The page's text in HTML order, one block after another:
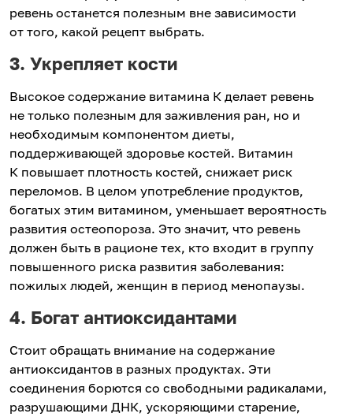
ревень останется полезным вне зависимости
от того, какой рецепт выбрать.
3. Укрепляет кости
Высокое содержание витамина К делает ревень
не только полезным для заживления ран, но и
необходимым компонентом диеты,
поддерживающей здоровье костей. Витамин
К повышает плотность костей, снижает риск
переломов. В целом употребление продуктов,
богатых этим витамином, уменьшает вероятность
развития остеопороза. Это значит, что ревень
должен быть в рационе тех, кто входит в группу
повышенного риска развития заболевания:
пожилых людей, женщин в период менопаузы.
4. Богат антиоксидантами
Стоит обращать внимание на содержание
антиоксидантов в разных продуктах. Эти
соединения борются со свободными радикалами,
разрушающими ДНК, ускоряющими старение,